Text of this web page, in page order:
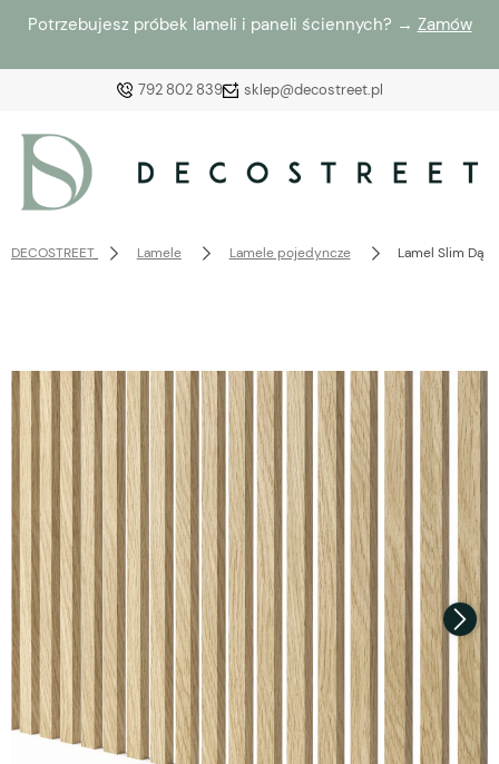
Potrzebujesz próbek lameli i paneli ściennych? → Zamów
792 802 839 sklep@decostreet.pl
Wybierz coś dla siebie z naszej aktualnej oferty lub
zaloguj się, aby przywrócić dodane produkty do listy
z poprzedniej sesji.
DECOSTREET Lamele Lamele pojedyncze Lamel Slim Dąb